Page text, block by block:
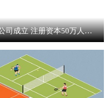
焦点速看：沛县新跃途木业有限公司成立 注册资本50万人民币